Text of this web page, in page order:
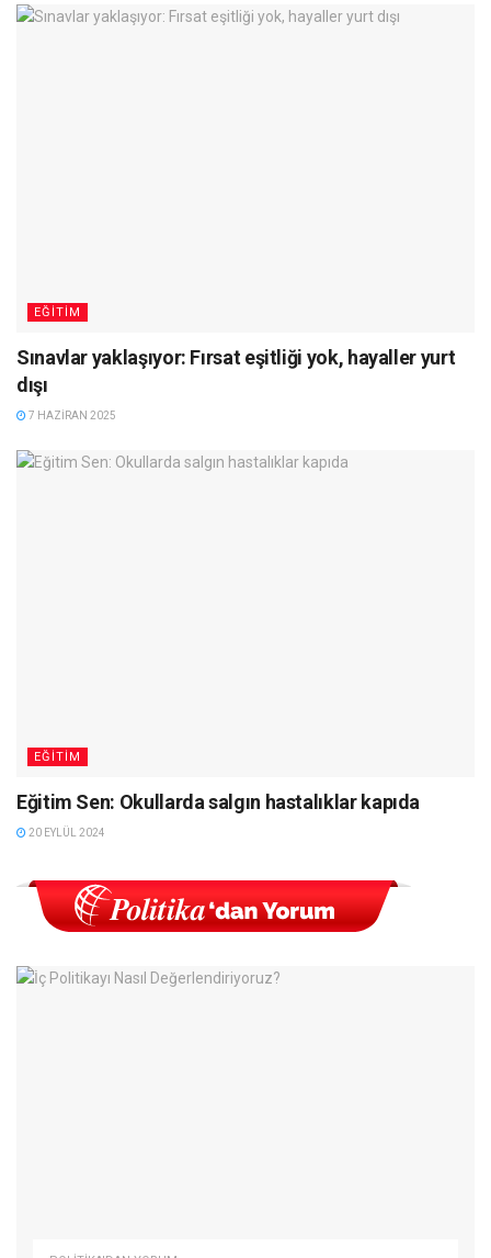
EĞITIM
Sınavlar yaklaşıyor: Fırsat eşitliği yok, hayaller yurt
dışı
7 HAZIRAN 2025
EĞITIM
Eğitim Sen: Okullarda salgın hastalıklar kapıda
20 EYLÜL 2024